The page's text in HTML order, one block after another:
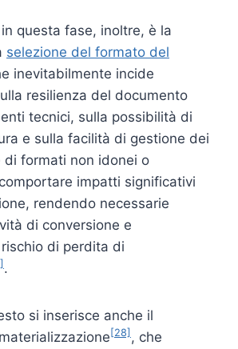
questa fase, inoltre, è la
selezione del formato del
inevitabilmente incide
resilienza del documento
tecnici, sulla possibilità di
e sulla facilità di gestione dei
di formati non idonei o
impatti significativi
rendendo necessarie
di conversione e
di perdita di
.
si inserisce anche il
[28] , che